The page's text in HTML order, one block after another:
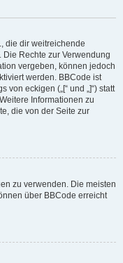
die dir weitreichende
Die Rechte zur Verwendung
vergeben, können jedoch
werden. BBCode ist
eckigen („[“ und „]“) statt
Informationen zu
die von der Seite zur
zu verwenden. Die meisten
über BBCode erreicht